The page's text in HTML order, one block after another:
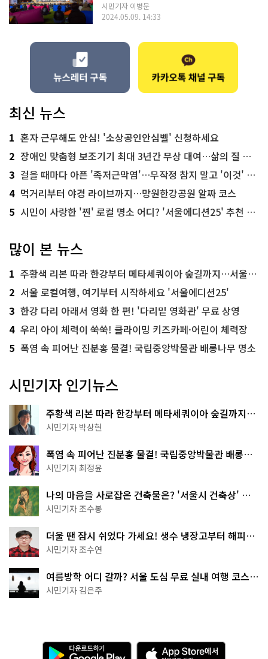
시민기자 이병문
2024.05.09. 14:33
최신 뉴스
1 혼자 근무해도 안심! '소상공인안심벨' 신청하세요
2 장애인 맞춤형 보조기기 최대 3년간 무상 대여…삶의 질 높인다
3 걸을 때마다 아픈 '족저근막염'…무작정 참지 말고 '이것' 해보세요!
4 먹거리부터 야경 라이브까지…망원한강공원 알짜 코스
5 시민이 사랑한 '찐' 로컬 명소 어디? '서울에디션25' 추천 코스
많이 본 뉴스
1 주황색 리본 따라 한강부터 메타세쿼이아 숲길까지…서울둘레길 15코스
2 서울 로컬여행, 여기부터 시작하세요 '서울에디션25'
3 한강 다리 아래서 영화 한 편! '다리밑 영화관' 무료 상영
4 우리 아이 체력이 쑥쑥! 클라이밍 키즈카페·어린이 체력장
5 폭염 속 피어난 진분홍 물결! 국립중앙박물관 배롱나무 명소
시민기자 인기뉴스
주황색 리본 따라 한강부터 메타세쿼이아 숲길까지…
서울둘레길 15코스
시민기자 박상현
폭염 속 피어난 진분홍 물결! 국립중앙박물관 배롱나
무 명소
시민기자 최정윤
나의 마음을 사로잡은 건축물은? '서울시 건축상' 수
상작 공개!
시민기자 조수봉
더울 땐 잠시 쉬었다 가세요! 생수 냉장고부터 해피소
·무더위쉼터까지
시민기자 조수연
여름방학 어디 갈까? 서울 도심 무료 실내 여행 코스
추천
시민기자 김은주
다
운
A
p